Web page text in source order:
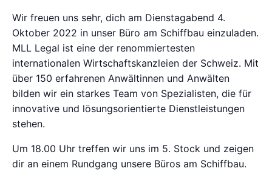
Wir freuen uns sehr, dich am Dienstagabend 4.
Oktober 2022 in unser Büro am Schiffbau einzuladen.
MLL Legal ist eine der renommiertesten
internationalen Wirtschaftskanzleien der Schweiz. Mit
über 150 erfahrenen Anwältinnen und Anwälten
bilden wir ein starkes Team von Spezialisten, die für
innovative und lösungsorientierte Dienstleistungen
stehen.
Um 18.00 Uhr treffen wir uns im 5. Stock und zeigen
dir an einem Rundgang unsere Büros am Schiffbau.